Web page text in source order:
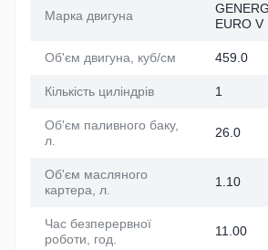
Марка двигуна
EURO V
Об'єм двигуна, куб/см 459.0
Кількість циліндрів 1
Об'єм паливного баку,
л.
26.0
Об'єм масляного
картера, л.
1.10
Час безперервної
роботи, год.
11.00